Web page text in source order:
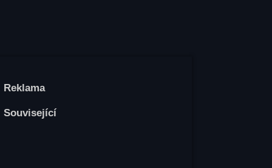
Reklama
Související